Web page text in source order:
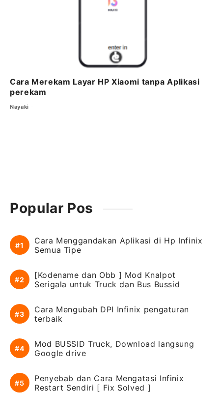
Cara Merekam Layar HP Xiaomi tanpa Aplikasi
perekam
Nayaki
Popular Pos
Cara Menggandakan Aplikasi di Hp Infinix
Semua Tipe
[Kodename dan Obb ] Mod Knalpot
Serigala untuk Truck dan Bus Bussid
Cara Mengubah DPI Infinix pengaturan
terbaik
Mod BUSSID Truck, Download langsung
Google drive
Penyebab dan Cara Mengatasi Infinix
Restart Sendiri [ Fix Solved ]